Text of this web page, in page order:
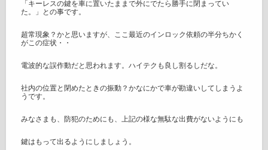
「キーレスの鍵を車に置いたままで外にでたら勝手に閉まってい
た。」との事です。
超常現象？かと思いますが、ここ最近のインロック依頼の半分ちかく
がこの症状・・
電波的な誤作動だと思われます。ハイテクも良し割るしだな。
社内の位置と閉めたときの振動？かなにかで車が勘違いしてしまうよ
うです。
みなさまも、防犯のためにも、上記の様な無駄な出費がないようにも
鍵はもって出るようにしましょう。